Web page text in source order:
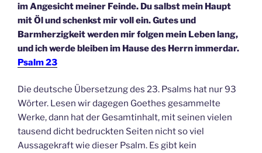
im Angesicht meiner Feinde. Du salbst mein Haupt
mit Öl und schenkst mir voll ein. Gutes und
Barmherzigkeit werden mir folgen mein Leben lang,
und ich werde bleiben im Hause des Herrn immerdar.
Psalm 23
Die deutsche Übersetzung des 23. Psalms hat nur 93
Wörter. Lesen wir dagegen Goethes gesammelte
Werke, dann hat der Gesamtinhalt, mit seinen vielen
tausend dicht bedruckten Seiten nicht so viel
Aussagekraft wie dieser Psalm. Es gibt kein